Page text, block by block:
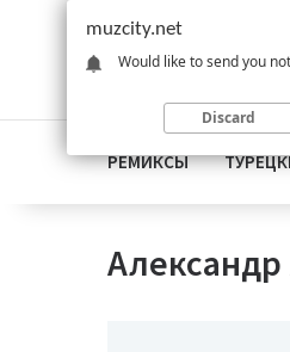
РЕМИКСЫ
muzcity.net
Would like to send you
Discard